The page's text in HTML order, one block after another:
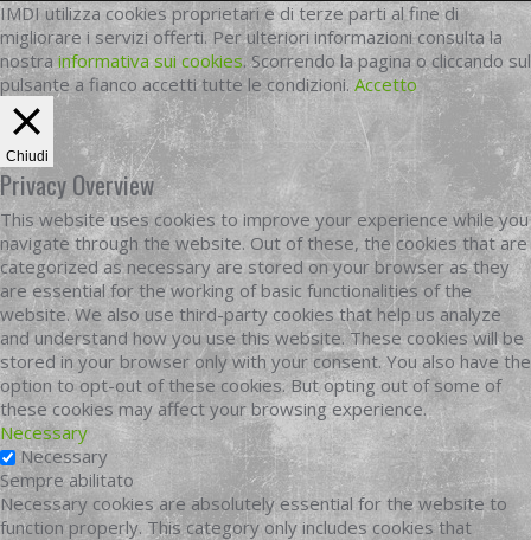
IMDI utilizza cookies proprietari e di terze parti al fine di
migliorare i servizi offerti. Per ulteriori informazioni consulta la
nostrainformativa sui cookies. Scorrendo la pagina o cliccando sul
pulsante a fianco accetti tutte le condizioni. Accetto
Chiudi
Privacy Overview
This website uses cookies to improve your experience while you
navigate through the website. Out of these, the cookies that are
categorized as necessary are stored on your browser as they
are essential for the working of basic functionalities of the
website. We also use third-party cookies that help us analyze
and understand how you use this website. These cookies will be
stored in your browser only with your consent. You also have the
option to opt-out of these cookies. But opting out of some of
these cookies may affect your browsing experience.
Necessary
Necessary
Sempre abilitato
Necessary cookies are absolutely essential for the website to
function properly. This category only includes cookies that